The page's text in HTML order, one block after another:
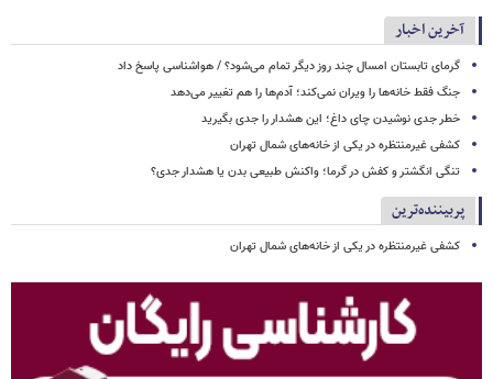
آخرین اخبار
گرمای تابستان امسال چند روز دیگر تمام می‌شود؟ / هواشناسی پاسخ داد
جنگ فقط خانه‌ها را ویران نمی‌کند؛ آدم‌ها را هم تغییر می‌دهد
خطر جدی نوشیدن چای داغ؛ این هشدار را جدی بگیرید
کشفی غیرمنتظره در یکی از خانه‌های شمال تهران
تنگی انگشتر و کفش در گرما؛ واکنش طبیعی بدن یا هشدار جدی؟
پربیننده‌ترین
کشفی غیرمنتظره در یکی از خانه‌های شمال تهران